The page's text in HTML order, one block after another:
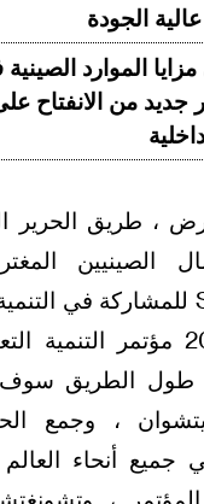
الجودة
الموارد
من الانفتاح
، طريق الحرير
الصينيين
يونيه ، 2026 مؤتمر
طول الطريق
، وجمع
جميع أنحاء